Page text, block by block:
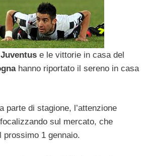
Juventus e le vittorie in casa del
hanno riportato il sereno in casa
parte di stagione, l’attenzione
sul mercato, che
prossimo 1 gennaio.